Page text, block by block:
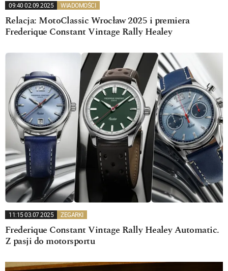
09:40 02.09.2025 WIADOMOŚCI
Relacja: MotoClassic Wrocław 2025 i premiera
Frederique Constant Vintage Rally Healey
11:15 03.07.2025 ZEGARKI
Frederique Constant Vintage Rally Healey Automatic.
Z pasji do motorsportu